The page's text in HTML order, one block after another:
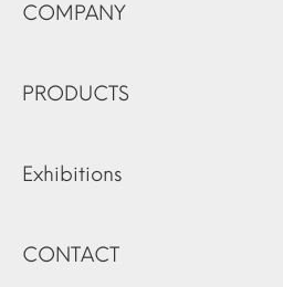
COMPANY
PRODUCTS
Exhibitions
CONTACT